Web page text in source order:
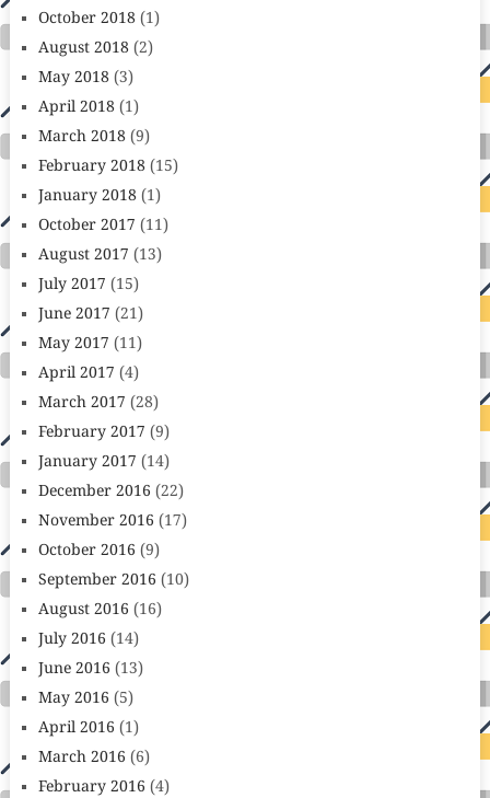
October 2018(1)
August 2018(2)
May 2018(3)
April 2018(1)
March 2018(9)
February 2018(15)
January 2018(1)
October 2017 (11)
August 2017 (13)
July 2017 (15)
June 2017 (21)
May 2017 (11)
April 2017 (4)
March 2017 (28)
February 2017 (9)
January 2017 (14)
December 2016 (22)
November 2016 (17)
October 2016 (9)
September 2016 (10)
August 2016 (16)
July 2016 (14)
June 2016 (13)
May 2016 (5)
April 2016 (1)
March 2016 (6)
February 2016 (4)